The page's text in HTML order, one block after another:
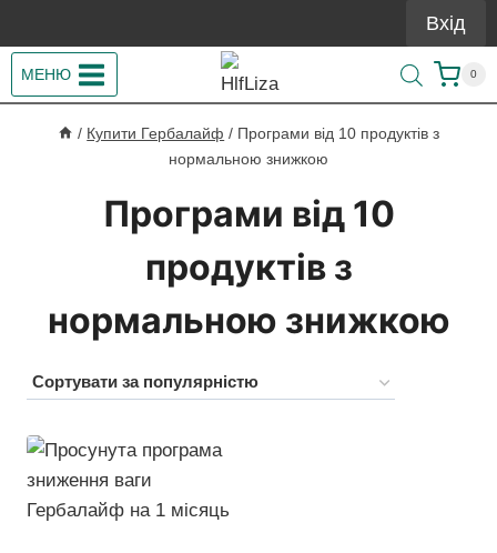
до
вмісту
Вхід
МЕНЮ 0
/ Купити Гербалайф / Програми від 10 продуктів з
нормальною знижкою
Програми від 10
продуктів з
нормальною знижкою